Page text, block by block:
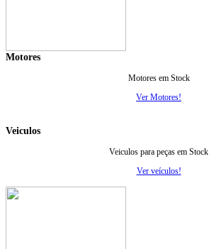
Motores
Motores em Stock
Ver Motores!
Veiculos
Veiculos para peças em Stock
Ver veículos!